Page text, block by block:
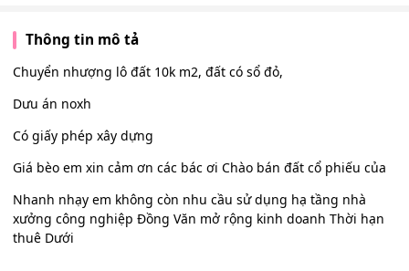
Thông tin mô tả
Chuyển nhượng lô đất 10k m2, đất có sổ đỏ,
Dưu án noxh
Có giấy phép xây dựng
Giá bèo em xin cảm ơn các bác ơi Chào bán đất cổ phiếu của
Nhanh nhạy em không còn nhu cầu sử dụng hạ tầng nhà
xưởng công nghiệp Đồng Văn mở rộng kinh doanh Thời hạn
thuê Dưới